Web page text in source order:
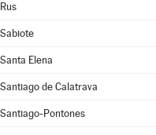
Rus
Sabiote
Santa Elena
Santiago de Calatrava
Santiago-Pontones